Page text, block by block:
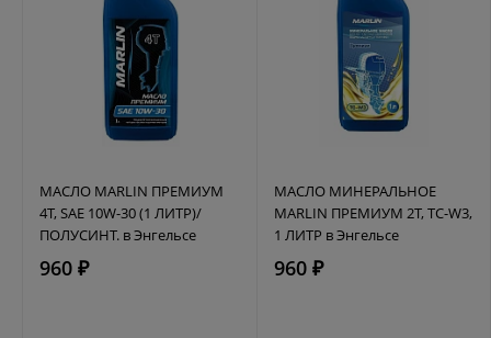
МАСЛО MARLIN ПРЕМИУМ
4Т, SAE 10W-30 (1 ЛИТР)/
ПОЛУСИНТ. в Энгельсе
960 ₽
МАСЛО МИНЕРАЛЬНОЕ
MARLIN ПРЕМИУМ 2Т, TC-W3,
1 ЛИТР в Энгельсе
960 ₽